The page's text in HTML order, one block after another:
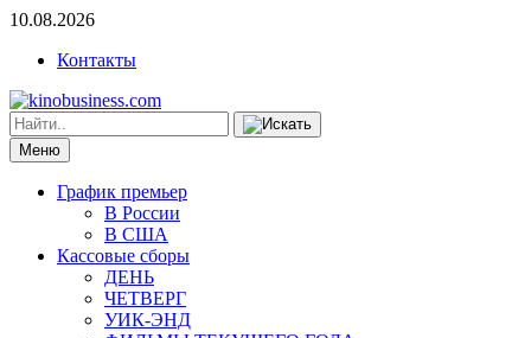
10.08.2026
Контакты
Меню
График премьер
В России
В США
Кассовые сборы
ДЕНЬ
ЧЕТВЕРГ
УИК-ЭНД